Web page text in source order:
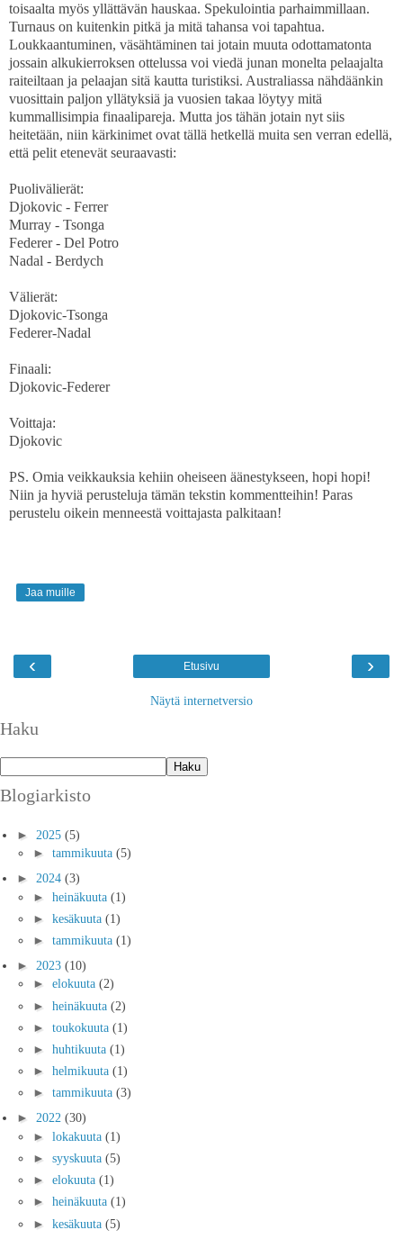
toisaalta myös yllättävän hauskaa. Spekulointia parhaimmillaan.
Turnaus on kuitenkin pitkä ja mitä tahansa voi tapahtua.
Loukkaantuminen, väsähtäminen tai jotain muuta odottamatonta
jossain alkukierroksen ottelussa voi viedä junan monelta pelaajalta
raiteiltaan ja pelaajan sitä kautta turistiksi. Australiassa nähdäänkin
vuosittain paljon yllätyksiä ja vuosien takaa löytyy mitä
kummallisimpia finaalipareja. Mutta jos tähän jotain nyt siis
heitetään, niin kärkinimet ovat tällä hetkellä muita sen verran edellä,
että pelit etenevät seuraavasti:
Puolivälierät:
Djokovic - Ferrer
Murray - Tsonga
Federer - Del Potro
Nadal - Berdych
Välierät:
Djokovic-Tsonga
Federer-Nadal
Finaali:
Djokovic-Federer
Voittaja:
Djokovic
PS. Omia veikkauksia kehiin oheiseen äänestykseen, hopi hopi!
Niin ja hyviä perusteluja tämän tekstin kommentteihin! Paras
perustelu oikein menneestä voittajasta palkitaan!
Jaa muille
‹ ›
Etusivu
Näytä internetversio
Haku
Blogiarkisto
► 2025 (5)
► tammikuuta (5)
► 2024 (3)
► heinäkuuta (1)
► kesäkuuta (1)
► tammikuuta (1)
► 2023 (10)
► elokuuta (2)
► heinäkuuta (2)
► toukokuuta (1)
► huhtikuuta (1)
► helmikuuta (1)
► tammikuuta (3)
► 2022 (30)
► lokakuuta (1)
► syyskuuta (5)
► elokuuta (1)
► heinäkuuta (1)
► kesäkuuta (5)